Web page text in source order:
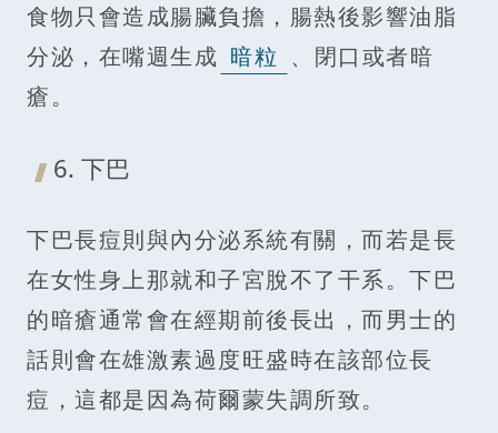
食物只會造成腸臟負擔，腸熱後影響油脂
分泌，在嘴週生成 暗粒 、閉口或者暗
瘡。
6. 下巴
下巴長痘則與內分泌系統有關，而若是長
在女性身上那就和子宮脫不了干系。下巴
的暗瘡通常會在經期前後長出，而男士的
話則會在雄激素過度旺盛時在該部位長
痘，這都是因為荷爾蒙失調所致。